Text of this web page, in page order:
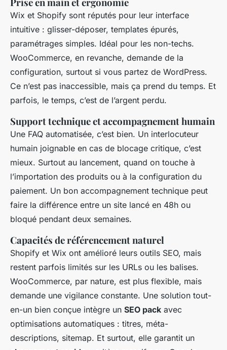
Wix et Shopify sont réputés pour leur interface
intuitive : glisser-déposer, templates épurés,
paramétrages simples. Idéal pour les non-techs.
WooCommerce, en revanche, demande de la
configuration, surtout si vous partez de WordPress.
Ce n’est pas inaccessible, mais ça prend du temps. Et
parfois, le temps, c’est de l’argent perdu.
Support technique et accompagnement humain
Une FAQ automatisée, c’est bien. Un interlocuteur
humain joignable en cas de blocage critique, c’est
mieux. Surtout au lancement, quand on touche à
l’importation des produits ou à la configuration du
paiement. Un bon accompagnement technique peut
faire la différence entre un site lancé en 48h ou
bloqué pendant deux semaines.
Capacités de référencement naturel
Shopify et Wix ont amélioré leurs outils SEO, mais
restent parfois limités sur les URLs ou les balises.
WooCommerce, par nature, est plus flexible, mais
demande une vigilance constante. Une solution tout-
en-un bien conçue intègre un SEO pack avec
optimisations automatiques : titres, méta-
descriptions, sitemap. Et surtout, elle garantit un